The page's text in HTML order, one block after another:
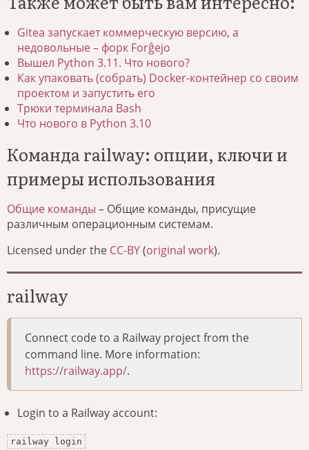
Gitea запускает коммерческую версию, а
недовольные – форк Forĝejo
Вышел Python 3.11. Что нового?
Как упаковать (собрать) Docker-контейнер со своим
проектом и запустить его
Трюки терминала Bash
Что нового в Python 3.10
Команда railway: опции, ключи и
примеры использования
Общие команды – Общие команды, присущие
различным операционным системам.
Licensed under the CC-BY(original work).
railway
Connect code to a Railway project from the
command line. More information:
https://railway.app/.
Login to a Railway account:
railway login